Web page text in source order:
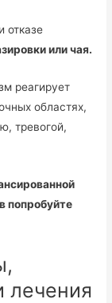
отказе
или чая.
реагирует
областях,
тревогой,
попробуйте
лечения